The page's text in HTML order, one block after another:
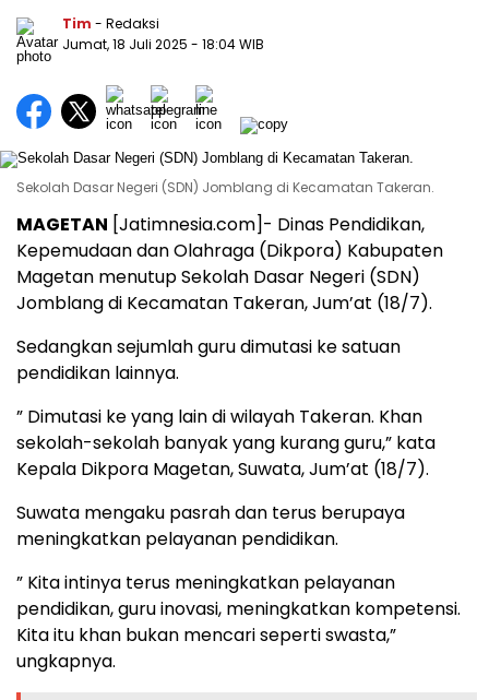
Tim - Redaksi
Jumat, 18 Juli 2025 - 18:04 WIB
Sekolah Dasar Negeri (SDN) Jomblang di Kecamatan Takeran.
MAGETAN [Jatimnesia.com]- Dinas Pendidikan,
Kepemudaan dan Olahraga (Dikpora) Kabupaten
Magetan menutup Sekolah Dasar Negeri (SDN)
Jomblang di Kecamatan Takeran, Jum’at (18/7).
Sedangkan sejumlah guru dimutasi ke satuan
pendidikan lainnya.
” Dimutasi ke yang lain di wilayah Takeran. Khan
sekolah-sekolah banyak yang kurang guru,” kata
Kepala Dikpora Magetan, Suwata, Jum’at (18/7).
Suwata mengaku pasrah dan terus berupaya
meningkatkan pelayanan pendidikan.
” Kita intinya terus meningkatkan pelayanan
pendidikan, guru inovasi, meningkatkan kompetensi.
Kita itu khan bukan mencari seperti swasta,”
ungkapnya.